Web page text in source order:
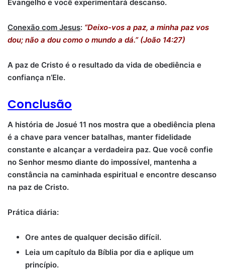
Evangelho e você experimentará descanso.
Conexão com Jesus: “Deixo-vos a paz, a minha paz vos
dou; não a dou como o mundo a dá.” (João 14:27)
A paz de Cristo é o resultado da vida de obediência e
confiança n’Ele.
Conclusão
A história de Josué 11 nos mostra que a obediência plena
é a chave para vencer batalhas, manter fidelidade
constante e alcançar a verdadeira paz. Que você confie
no Senhor mesmo diante do impossível, mantenha a
constância na caminhada espiritual e encontre descanso
na paz de Cristo.
Prática diária:
Ore antes de qualquer decisão difícil.
Leia um capítulo da Bíblia por dia e aplique um
princípio.